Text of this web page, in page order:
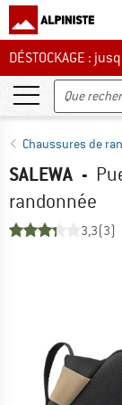
DÉSTOCKAGE :
DÉSTOCKAGE :
Chaussures de
SALEWA -
randonnée
3,3(3)